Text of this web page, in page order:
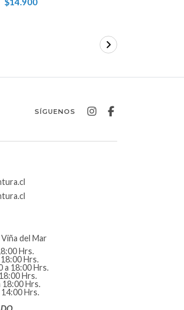
SÍGUENOS
del Mar
Hrs.
Hrs.
a 18:00 Hrs.
Hrs.
18:00 Hrs.
14:00 Hrs.